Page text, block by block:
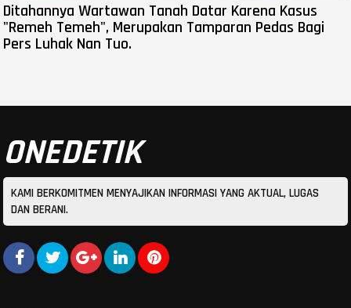
Ditahannya Wartawan Tanah Datar Karena Kasus
"Remeh Temeh", Merupakan Tamparan Pedas Bagi
Pers Luhak Nan Tuo.
ONEDETIK
KAMI BERKOMITMEN MENYAJIKAN INFORMASI YANG AKTUAL, LUGAS
DAN BERANI.